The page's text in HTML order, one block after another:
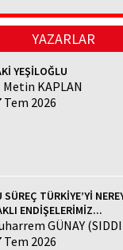
YAZARLAR
YEŞİLOĞLU
Metin KAPLAN
Tem 2026
SÜREÇ TÜRKİYE’Yİ
ENDİŞELERİMİZ...
GÜNAY
Tem 2026